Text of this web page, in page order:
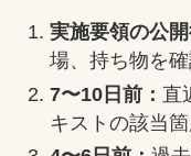
実施要領の公開
場、持ち物を確
7〜10日前： 直
キストの該当